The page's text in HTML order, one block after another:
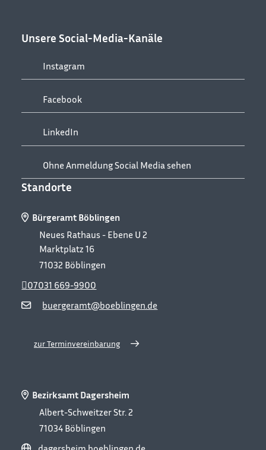
Unsere Social-Media-Kanäle
Instagram
Facebook
LinkedIn
Ohne Anmeldung Social Media sehen
Standorte
Bürgeramt Böblingen
Neues Rathaus - Ebene U 2
Marktplatz 16
71032 Böblingen
buergeramt@boeblingen.de
07031 669-9900
zur Terminvereinbarung
Bezirksamt Dagersheim
Albert-Schweitzer Str. 2
71034 Böblingen